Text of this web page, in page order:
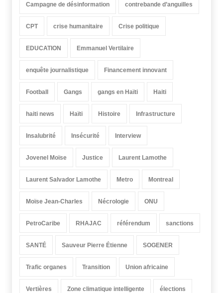
Campagne de désinformation contrebande d’anguilles
CPT crise humanitaire Crise politique
EDUCATION Emmanuel Vertilaire
enquête journalistique Financement innovant
Football Gangs gangs en Haïti Haiti
haiti news Haïti Histoire Infrastructure
Insalubrité Insécurité Interview
Jovenel Moïse Justice Laurent Lamothe
Laurent Salvador Lamothe Metro Montreal
Moïse Jean-Charles Nécrologie ONU
PetroCaribe RHAJAC référendum sanctions
SANTÉ Sauveur Pierre Étienne SOGENER
Trafic organes Transition Union africaine
Vertières Zone climatique intelligente élections